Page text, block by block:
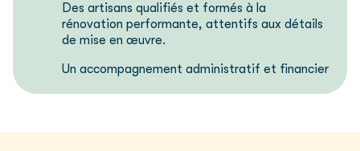
Des artisans qualifiés et formés à la
rénovation performante, attentifs aux détails
de mise en œuvre.
Un accompagnement administratif et financier